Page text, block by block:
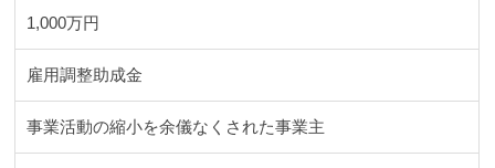
1,000万円
雇用調整助成金
事業活動の縮小を余儀なくされた事業主